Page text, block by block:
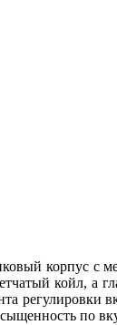
корпус с
по